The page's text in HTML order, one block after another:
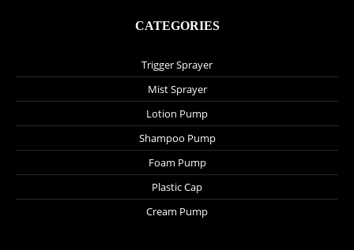
CATEGORIES
Trigger Sprayer
Mist Sprayer
Lotion Pump
Shampoo Pump
Foam Pump
Plastic Cap
Cream Pump